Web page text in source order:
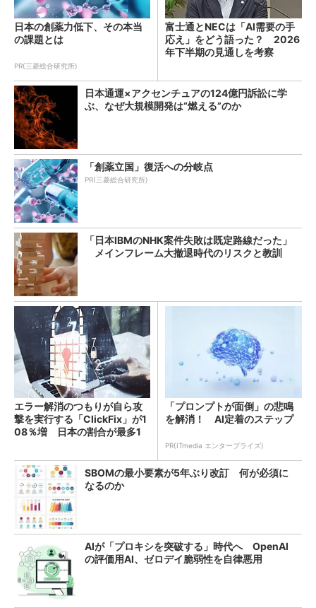
日本の創薬力低下、その本当
の課題とは
PR(三菱総合研究所)
富士通とNECは「AI需要の手
応え」をどう語った？ 2026
年下半期の見通しを考察
日本通運×アクセンチュアの124億円訴訟に学
ぶ、なぜ大規模開発は“燃える”のか
「創薬立国」復活への分岐点
PR(三菱総合研究所)
「日本IBMのNHK案件失敗は既定路線だった」
メインフレーム大撤退時代のリスクと教訓
エラー解消のつもりが自ら攻
撃を実行する「ClickFix」が1
08％増 日本の割合が最多1
「プロンプトが面倒」の悲鳴
を解消！ AI定着のステップ
PR(ITmedia エンタープライズ)
SBOMの最小要素が5年ぶり改訂 何が必須に
なるのか
AIが「プロキシを突破する」時代へ OpenAI
の評価用AI、ゼロデイ脆弱性を自律悪用